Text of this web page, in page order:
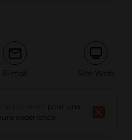
E-mail Site Web
problèmepour une
expérience